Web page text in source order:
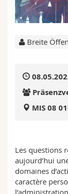
Math.-Nat.
Mitarbeitende
Webmail
Breite
MIS 08
Les questions
aujourd’hui
domaines
caractère